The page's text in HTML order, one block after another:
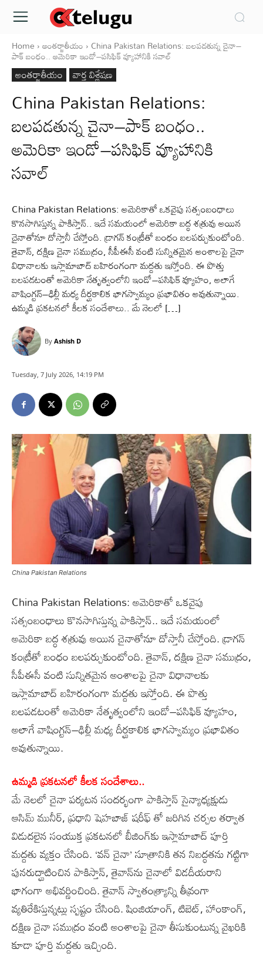
Home అంతర్జాతీయం China Pakistan Relations: బలపడతున్న చైనా–
పాక్‌ బంధం.. అమెరికా ఇండో–పసిఫిక్‌ వ్యూహానికి సవాల్‌
అంతర్జాతీయం వార్త విశ్లేషణ
China Pakistan Relations:
బలపడతున్న చైనా–పాక్‌ బంధం..
అమెరికా ఇండో–పసిఫిక్‌ వ్యూహానికి
సవాల్‌
China Pakistan Relations: అమెరికాతో ఒకవైపు సత్సంబంధాలు
కొనసాగిస్తున్న పాకిస్తాన్‌.. ఇదే సమయంలో అమెరికా బద్ధ శత్రువు అయిన
చైనాతోనూ దోస్తానీ చేస్తోంది. డ్రాగన్‌ కంట్రీతో బంధం బలపర్చుకుంటోంది.
తైవాన్, దక్షిణ చైనా సముద్రం, సీపీఈసీ వంటి సున్నితమైన అంశాలపై చైనా
విధానాలకు ఇస్లామాబాద్‌ బహిరంగంగా మద్దతు ఇస్తోంది. ఈ పొత్తు
బలపడటంతో అమెరికా నేతృత్వంలోని ఇండో–పసిఫిక్‌ వ్యూహం, అలాగే
వాషింగ్టన్‌–ఢిల్లీ మధ్య దీర్ఘకాలిక భాగస్వామ్యం ప్రభావితం అవుతున్నాయి.
ఉమ్మడి ప్రకటనలో కీలక సందేశాలు.. మే నెలలో […]
By Ashish D
Tuesday, 7 July 2026, 14:19 PM
China Pakistan Relations
China Pakistan Relations: అమెరికాతో ఒకవైపు
సత్సంబంధాలు కొనసాగిస్తున్న పాకిస్తాన్‌.. ఇదే సమయంలో
అమెరికా బద్ధ శత్రువు అయిన చైనాతోనూ దోస్తానీ చేస్తోంది. డ్రాగన్‌
కంట్రీతో బంధం బలపర్చుకుంటోంది. తైవాన్, దక్షిణ చైనా సముద్రం,
సీపీఈసీ వంటి సున్నితమైన అంశాలపై చైనా విధానాలకు
ఇస్లామాబాద్‌ బహిరంగంగా మద్దతు ఇస్తోంది. ఈ పొత్తు
బలపడటంతో అమెరికా నేతృత్వంలోని ఇండో–పసిఫిక్‌ వ్యూహం,
అలాగే వాషింగ్టన్‌–ఢిల్లీ మధ్య దీర్ఘకాలిక భాగస్వామ్యం ప్రభావితం
అవుతున్నాయి.
ఉమ్మడి ప్రకటనలో కీలక సందేశాలు..
మే నెలలో చైనా పర్యటన సందర్భంగా పాకిస్తాన్‌ సైన్యాధ్యక్షుడు
ఆసిమ్‌ మునీర్, ప్రధాని షెహబాజ్‌ షరీఫ్‌ తో జరిగిన చర్చల తర్వాత
విడుదలైన సంయుక్త ప్రకటనలో బీజింగ్‌కు ఇస్లామాబాద్‌ పూర్తి
మద్దతు వ్యక్తం చేసింది. ‘వన్‌ చైనా’ సూత్రానికి తన నిబద్ధతను గట్టిగా
పునరుద్ఘాటించిన పాకిస్తాన్, తైవాన్‌ను చైనాలో విడదీయరాని
భాగంగా అభివర్ణించింది. తైవాన్‌ స్వాతంత్య్రాన్ని తీవ్రంగా
వ్యతిరేకిస్తున్నట్లు స్పష్టం చేసింది. షింజియాంగ్, టిబెట్, హాంకాంగ్,
దక్షిణ చైనా సముద్రం వంటి అంశాలపై చైనా తీసుకుంటున్న వైఖరికి
కూడా పూర్తి మద్దతు ఇచ్చింది.